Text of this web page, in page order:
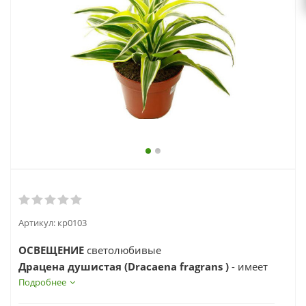
zakaz@topcvetok.ru
Артикул: кр0103
ОСВЕЩЕНИЕ светолюбивые
Драцена душистая (Dracaena fragrans ) - имеет
ветвистый ствол и линейные кожистые
Подробнее